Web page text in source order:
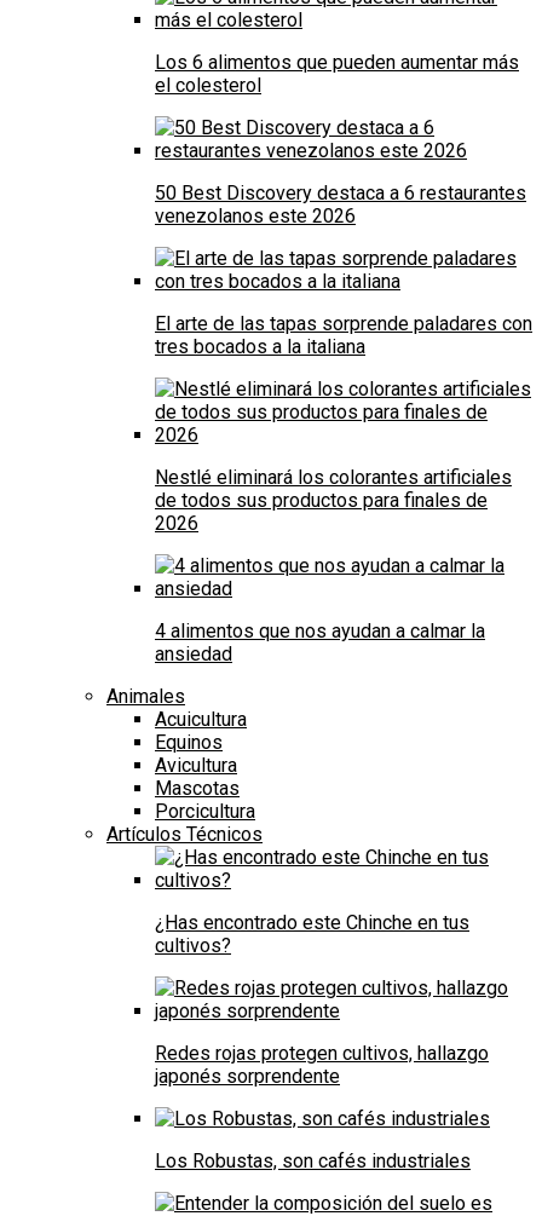
Los 6 alimentos que pueden aumentar más
el colesterol
50 Best Discovery destaca a 6 restaurantes
venezolanos este 2026
El arte de las tapas sorprende paladares con
tres bocados a la italiana
Nestlé eliminará los colorantes artificiales
de todos sus productos para finales de
2026
4 alimentos que nos ayudan a calmar la
ansiedad
Animales
Acuicultura
Equinos
Avicultura
Mascotas
Porcicultura
Artículos Técnicos
¿Has encontrado este Chinche en tus
cultivos?
Redes rojas protegen cultivos, hallazgo
japonés sorprendente
Los Robustas, son cafés industriales